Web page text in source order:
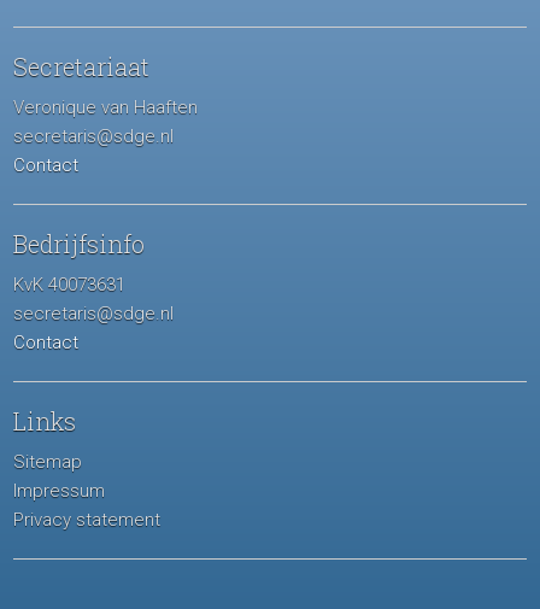
Secretariaat
Veronique van Haaften
secretaris@sdge.nl
Contact
Bedrijfsinfo
KvK 40073631
secretaris@sdge.nl
Contact
Links
Sitemap
Impressum
Privacy statement